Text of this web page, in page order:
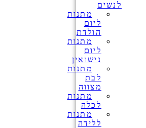
לנשים
מתנות
ליום
הולדת
מתנות
ליום
נישואין
מתנות
לבת
מצווה
מתנות
לכלה
מתנות
ללידה